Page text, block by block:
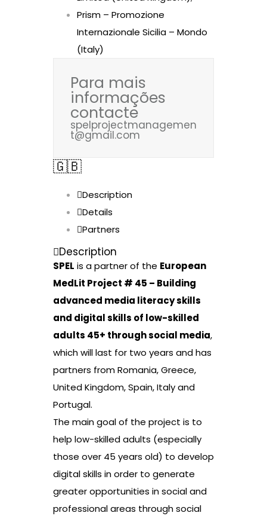
Prism – Promozione
Internazionale Sicilia – Mondo
(Italy)
Para mais
informações
contacte
spelprojectmanagemen
t@gmail.com
🇬🇧
Description
Details
Partners
Description
SPEL is a partner of the European
MedLit Project # 45 – Building
advanced media literacy skills
and digital skills of low-skilled
adults 45+ through social media,
which will last for two years and has
partners from Romania, Greece,
United Kingdom, Spain, Italy and
Portugal.
The main goal of the project is to
help low-skilled adults (especially
those over 45 years old) to develop
digital skills in order to generate
greater opportunities in social and
professional areas through social